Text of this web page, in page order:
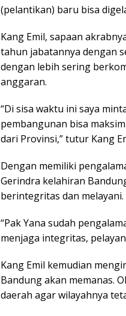
(pelantikan) baru bisa
Kang Emil, sapaan
tahun jabatannya dengan
dengan lebih sering
anggaran.
“Di sisa waktu ini saya
pembangunan bisa
dari Provinsi,” tutur Kang
Dengan memiliki
Gerindra kelahiran
berintegritas dan melayani.
“Pak Yana sudah
menjaga integritas,
Kang Emil kemudian
Bandung akan memanas.
daerah agar wilayahnya